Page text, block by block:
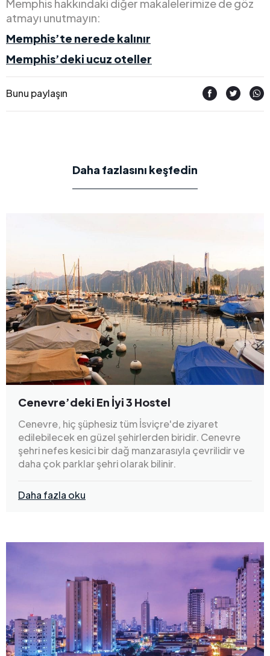
Memphis hakkındaki diğer makalelerimize de göz
atmayı unutmayın:
Memphis’te nerede kalınır
Memphis’deki ucuz oteller
Bunu paylaşın
Daha fazlasını keşfedin
Cenevre’deki En İyi 3 Hostel
Cenevre, hiç şüphesiz tüm İsviçre'de ziyaret
edilebilecek en güzel şehirlerden biridir. Cenevre
şehri nefes kesici bir dağ manzarasıyla çevrilidir ve
daha çok parklar şehri olarak bilinir.
Daha fazla oku